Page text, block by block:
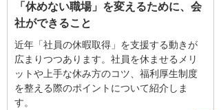
「休めない職場」を変えるために、会
社ができること
近年「社員の休暇取得」を支援する動きが
広まりつつあります。社員を休ませるメリ
ットや上手な休み方のコツ、福利厚生制度
を整える際のポイントについて紹介しま
す。